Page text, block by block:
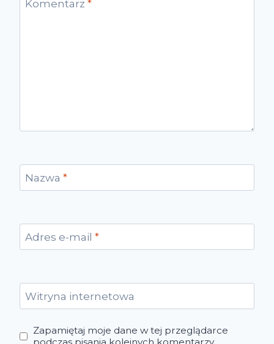
Komentarz *
Nazwa *
Adres e-mail *
Witryna internetowa
Zapamiętaj moje dane w tej przeglądarce